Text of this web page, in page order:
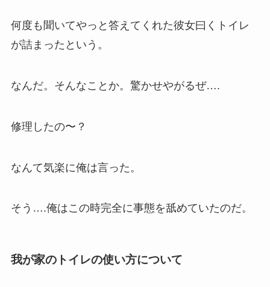
何度も聞いてやっと答えてくれた彼女曰くトイレ
が詰まったという。
なんだ。そんなことか。驚かせやがるぜ….
修理したの〜？
なんて気楽に俺は言った。
そう….俺はこの時完全に事態を舐めていたのだ。
我が家のトイレの使い方について